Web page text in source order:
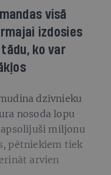
visā
izdosies
ko var
dzīvnieku
nosoda lopu
miljonu
pētniekiem tiek
arvien